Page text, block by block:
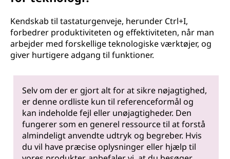
Kendskab til tastaturgenveje, herunder Ctrl+I,
forbedrer produktiviteten og effektiviteten, når man
arbejder med forskellige teknologiske værktøjer, og
giver hurtigere adgang til funktioner.
Selv om der er gjort alt for at sikre nøjagtighed,
er denne ordliste kun til referenceformål og
kan indeholde fejl eller unøjagtigheder. Den
fungerer som en generel ressource til at forstå
almindeligt anvendte udtryk og begreber. Hvis
du vil have præcise oplysninger eller hjælp til